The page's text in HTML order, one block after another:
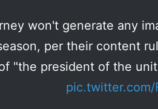
won't generate any
per their content
"the president of the
pic.twitter.com/